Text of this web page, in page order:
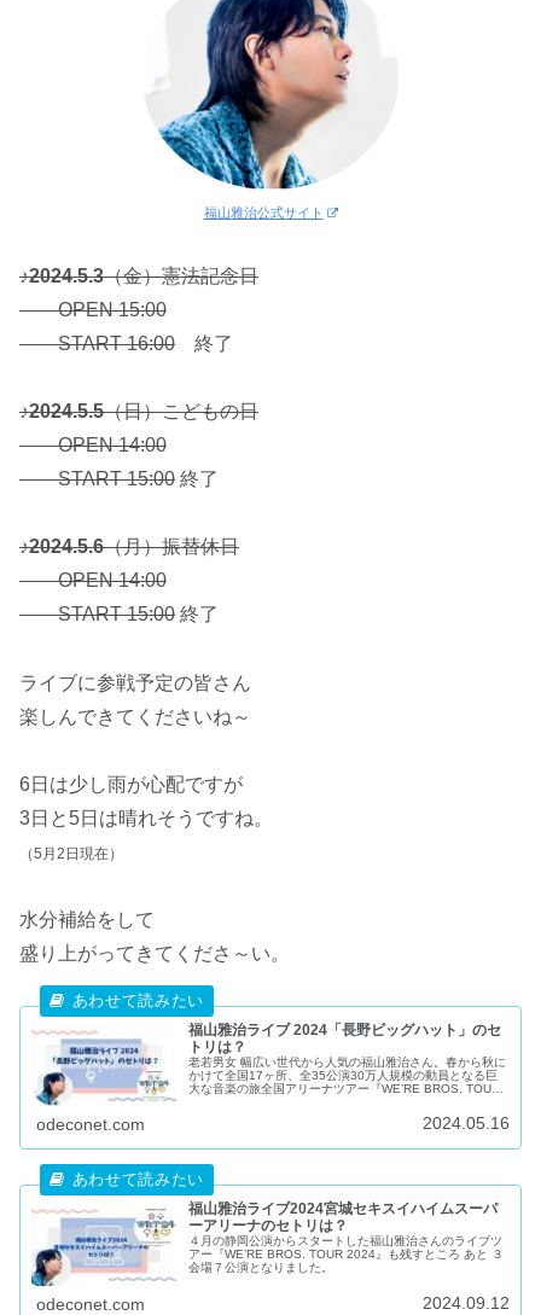
福山雅治公式サイト
♪2024.5.3（金）憲法記念日
OPEN 15:00
START 16:00 終了
♪2024.5.5（日）こどもの日
OPEN 14:00
START 15:00 終了
♪2024.5.6（月）振替休日
OPEN 14:00
START 15:00 終了
ライブに参戦予定の皆さん
楽しんできてくださいね～
6日は少し雨が心配ですが
3日と5日は晴れそうですね。
（5月2日現在）
水分補給をして
盛り上がってきてくださ～い。
福山雅治ライブ 2024「長野ビッグハット」のセ
トリは？
老若男女 幅広い世代から人気の福山雅治さん。春から秋に
かけて全国17ヶ所、全35公演30万人規模の動員となる巨
大な音楽の旅全国アリーナツアー『WE’RE BROS. TOUR
所、７公演終了しています。どの会場のライブもとても盛
り上がっていたようです。今週末には「長野ビッグハッ
んのライブのセトリをチェックしていきたいと思います。
odeconet.com 2024.05.16
福山雅治ライブ2024宮城セキスイハイムスーパ
ーアリーナのセトリは？
４月の静岡公演からスタートした福山雅治さんのライブツ
アー『WE’RE BROS. TOUR 2024』も残すところ あと ３
会場７公演となりました。
odeconet.com 2024.09.12